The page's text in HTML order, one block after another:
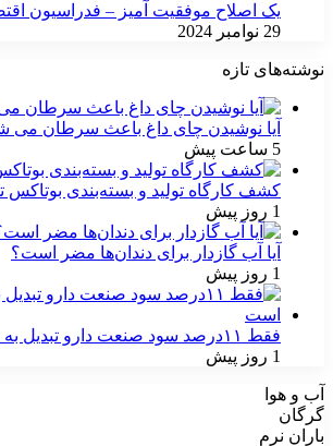
یک اصلاح موفقیت آمیز – فدراسیون
29 نوامبر 2024
نوشته‌های تازه
آیا نوشیدن چای داغ باعث سرطان می
5 ساعت پیش
کشف کارگاه تولید و بسته‌بندی بوتاکس
1 روز پیش
آیا آب گازدار برای دندان‌ها مضر است؟
1 روز پیش
فقط ۱۱‌درصد سود صنعت دارو تبدیل به نقدینگی شده است
1 روز پیش
آب و هوا
گرگان
باران نرم